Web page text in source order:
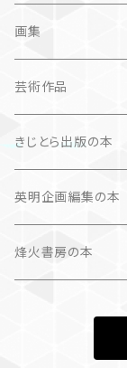
文学（論）
画集
芸術作品
画集
作品集＋エッセイ
カレンダー
写真集
作品集＋エッセイ
きじとら出版の本
英明企画編集の本
烽火書房の本